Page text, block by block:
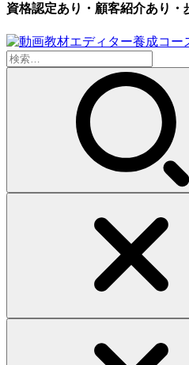
資格認定あり・顧客紹介あり・
検
索: